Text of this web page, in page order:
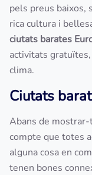
pels preus baixos,
rica cultura i
ciutats barates
activitats
clima.
Ciutats
Abans de
compte que totes
alguna cosa en
tenen bones